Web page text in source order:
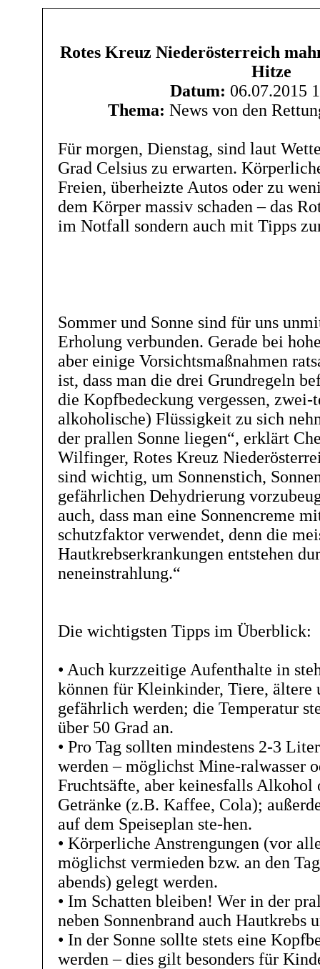
Rotes Kreuz Niederösterreich
Hitze
Datum: 06.07.2015
Thema: News von den
Für morgen, Dienstag, sind laut
Grad Celsius zu erwarten.
Freien, überheizte Autos oder zu
dem Körper massiv schaden – das
im Notfall sondern auch mit Tipps
Sommer und Sonne sind für uns
Erholung verbunden. Gerade bei
aber einige Vorsichtsmaßnahmen
ist, dass man die drei Grundregeln
die Kopfbedeckung vergessen, zwei-
alkoholische) Flüssigkeit zu sich
der prallen Sonne liegen“, erklärt
Wilfinger, Rotes Kreuz
sind wichtig, um Sonnenstich,
gefährlichen Dehydrierung
auch, dass man eine Sonnencreme
schutzfaktor verwendet, denn die
Hautkrebserkrankungen entstehen
neneinstrahlung.“
Die wichtigsten Tipps im Überblick:
• Auch kurzzeitige Aufenthalte in
können für Kleinkinder, Tiere, ältere
gefährlich werden; die Temperatur
über 50 Grad an.
• Pro Tag sollten mindestens 2-3
werden – möglichst Mine-ralwasser
Fruchtsäfte, aber keinesfalls
Getränke (z.B. Kaffee, Cola);
auf dem Speiseplan ste-hen.
• Körperliche Anstrengungen (vor
möglichst vermieden bzw. an den
abends) gelegt werden.
• Im Schatten bleiben! Wer in der
neben Sonnenbrand auch Hautkrebs
• In der Sonne sollte stets eine
werden – dies gilt besonders für